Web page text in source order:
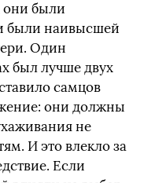
они были
были наивысшей
Один
был лучше двух
самцов
они должны
не
И это влекло за
Если